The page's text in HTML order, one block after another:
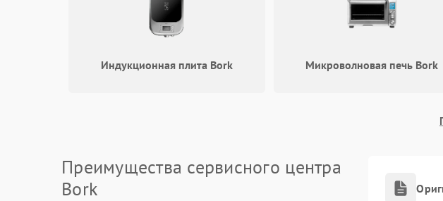
Индукционная плита Bork Микроволновая печь Bork
Преимущества сервисного центра
Bork